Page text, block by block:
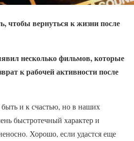
чтобы вернуться к жизни после
несколько фильмов, которые
к рабочей активности после
и к счастью, но в наших
быстротечный характер и
Хорошо, если удастся еще